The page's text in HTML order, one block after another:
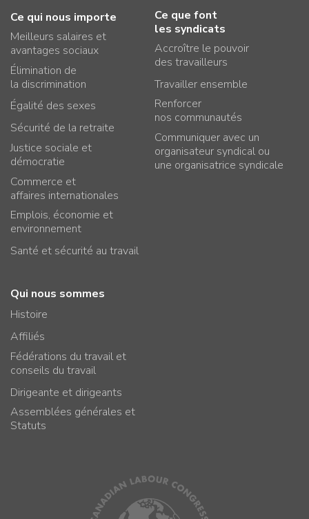
Ce qui nous importe
Meilleurs salaires et
avantages sociaux
Élimination de
la discrimination
Égalité des sexes
Sécurité de la retraite
Justice sociale et
démocratie
Commerce et
affaires internationales
Emplois, économie et
environnement
Santé et sécurité au travail
Ce que font
les syndicats
Accroître le pouvoir
des travailleurs
Travailler ensemble
Renforcer
nos communautés
Communiquer avec un
organisateur syndical ou
une organisatrice syndicale
Qui nous sommes
Histoire
Affiliés
Fédérations du travail et
conseils du travail
Dirigeante et dirigeants
Assemblées générales et
Statuts